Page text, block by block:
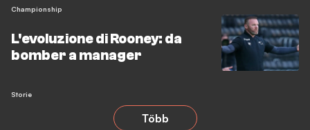
Championship
L'evoluzione di Rooney: da
bomber a manager
Storie
Több